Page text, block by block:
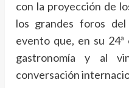
con la proyección de
los grandes foros
evento que, en su
gastronomía y al
conversación